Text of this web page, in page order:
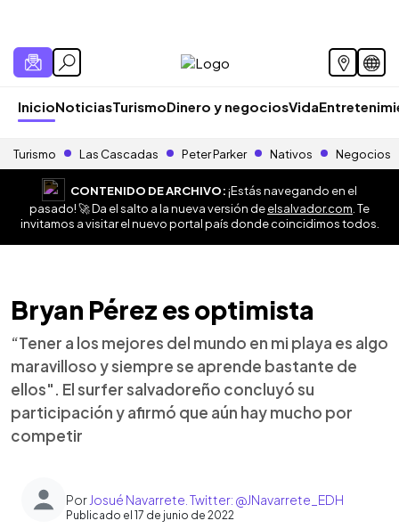
InicioNoticiasTurismoDinero y negociosVida
Turismo Las Cascadas Peter Parker Nativos Negocios
CONTENIDO DE ARCHIVO:¡Estás navegando en el
pasado! 🚀 Da el salto a la nueva versión deelsalvador.com . Te
invitamos a visitar el nuevo portal país donde coincidimos todos.
Bryan Pérez es optimista
“Tener a los mejores del mundo en mi playa es algo
maravilloso y siempre se aprende bastante de
ellos". El surfer salvadoreño concluyó su
participación y afirmó que aún hay mucho por
competir
Por Josué Navarrete. Twitter: @JNavarrete_EDH
Publicado el 17 de junio de 2022